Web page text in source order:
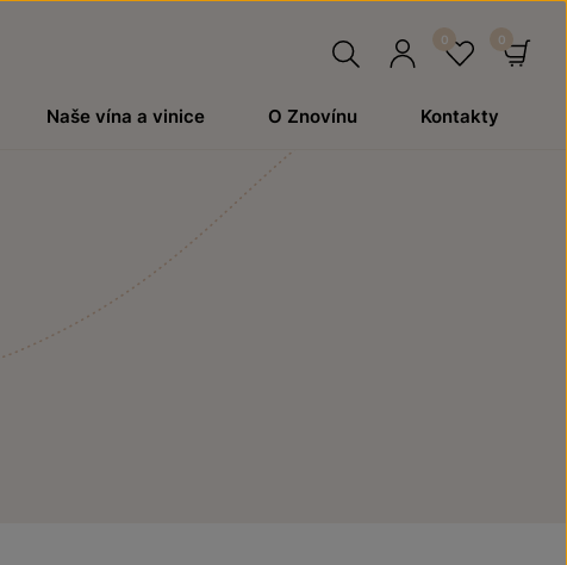
Naše vína a vinice O Znovínu Kontakty